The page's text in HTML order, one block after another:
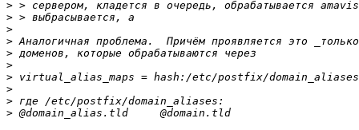
>
>
>
>
>
>
>
>
>
>